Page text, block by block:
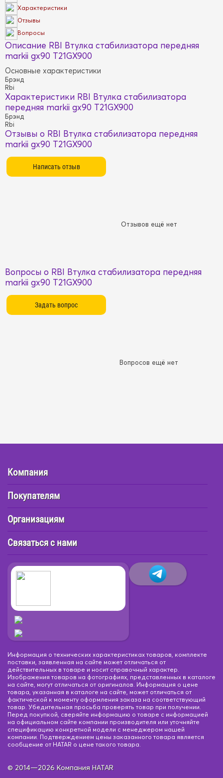
Характеристики
Отзывы
Вопросы
Описание RBI Втулка стабилизатора передняя
markii gx90 T21GX900
Основные характеристики
Брэнд
Rbi
Характеристики RBI Втулка стабилизатора
передняя markii gx90 T21GX900
Брэнд
Rbi
Отзывы о RBI Втулка стабилизатора передняя
markii gx90 T21GX900
Отзывов ещё нет
Вопросы о RBI Втулка стабилизатора передняя
markii gx90 T21GX900
Вопросов ещё нет
Компания
Покупателям
Организациям
Связаться с нами
Информация о технических характеристиках товаров, комплекте
поставки, заявленная на сайте может отличаться от
действительных в товаре и носит справочный характер.
Изображения товаров на фотографиях, представленных в каталоге
на сайте, могут отличаться от оригиналов. Информация о цене
товара, указанная в каталоге на сайте, может отличаться от
фактической к моменту оформления заказа на соответствующий
товар. Убедительная просьба проверять товар при получении.
Перед покупкой, сверяйте информацию о товаре с информацией
на официальном сайте компании производителя или уточняйте
спецификацию конкретной модели с менеджером нашей
компании. Подтверждением цены заказанного товара является
сообщение от HATAR о цене такого товара.
© 2014—2026 Компания HATAR